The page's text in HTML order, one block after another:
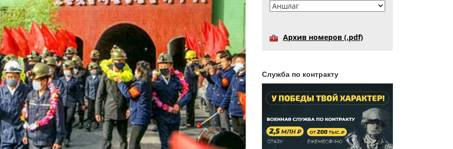
Архив номеров (.pdf)
Служба по контракту